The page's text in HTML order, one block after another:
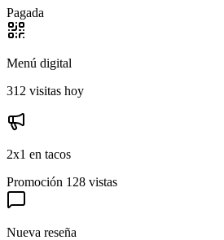
Pagada
Menú digital
312 visitas hoy
2x1 en tacos
Promoción 128 vistas
Nueva reseña